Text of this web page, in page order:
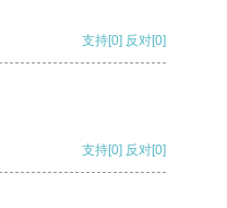
支持[0] 反对[0]
支持[0] 反对[0]